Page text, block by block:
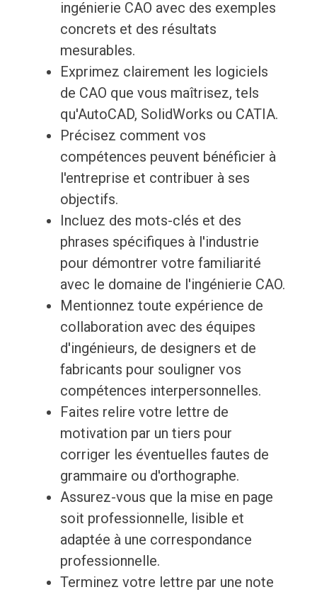
ingénierie CAO avec des exemples
concrets et des résultats
mesurables.
Exprimez clairement les logiciels
de CAO que vous maîtrisez, tels
qu'AutoCAD, SolidWorks ou CATIA.
Précisez comment vos
compétences peuvent bénéficier à
l'entreprise et contribuer à ses
objectifs.
Incluez des mots-clés et des
phrases spécifiques à l'industrie
pour démontrer votre familiarité
avec le domaine de l'ingénierie CAO.
Mentionnez toute expérience de
collaboration avec des équipes
d'ingénieurs, de designers et de
fabricants pour souligner vos
compétences interpersonnelles.
Faites relire votre lettre de
motivation par un tiers pour
corriger les éventuelles fautes de
grammaire ou d'orthographe.
Assurez-vous que la mise en page
soit professionnelle, lisible et
adaptée à une correspondance
professionnelle.
Terminez votre lettre par une note